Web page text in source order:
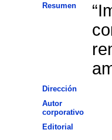
Resumen
Dirección
Autor
corporativo
Editorial